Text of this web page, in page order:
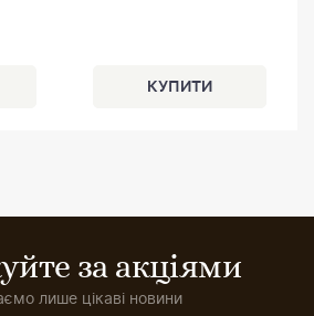
за акціями
лише цікаві новини